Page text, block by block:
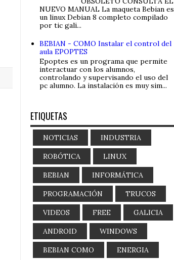
NUEVO MANUAL La maqueta Bebian es
un linux Debian 8 completo compilado
por tic gali...
BEBIAN - COMO Instalar el control del
aula EPOPTES
Epoptes es un programa que permite
interactuar con los alumnos,
controlando y supervisando el uso del
pc alumno. La instalación es muy sim...
ETIQUETAS
NOTICIAS INDUSTRIA
ROBÓTICA LINUX
BEBIAN INFORMÁTICA
PROGRAMACIÓN TRUCOS
VIDEOS FREE GALICIA
ANDROID WINDOWS
BEBIAN COMO ENERGIA